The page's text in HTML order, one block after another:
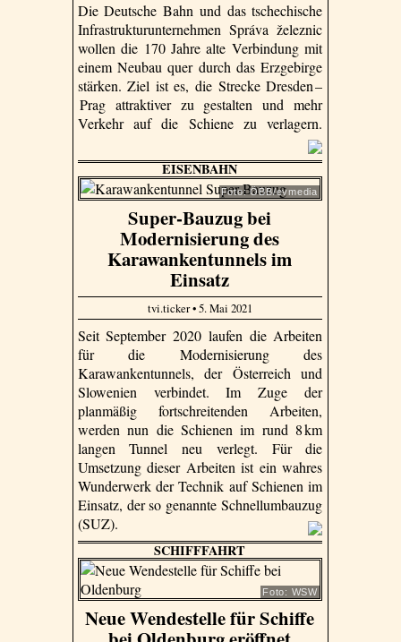
Die Deutsche Bahn und das tschechische
Infrastrukturunternehmen Správa železnic
wollen die 170 Jahre alte Verbindung mit
einem Neubau quer durch das Erzgebirge
stärken. Ziel ist es, die Strecke Dresden –
Prag attraktiver zu gestalten und mehr
Verkehr auf die Schiene zu verlagern.
EISENBAHN
Foto: ÖBB/evmedia
Super-Bauzug bei
Modernisierung des
Karawankentunnels im
Einsatz
tvi.ticker • 5. Mai 2021
Seit September 2020 laufen die Arbeiten
für die Modernisierung des
Karawankentunnels, der Österreich und
Slowenien verbindet. Im Zuge der
planmäßig fortschreitenden Arbeiten,
werden nun die Schienen im rund 8 km
langen Tunnel neu verlegt. Für die
Umsetzung dieser Arbeiten ist ein wahres
Wunderwerk der Technik auf Schienen im
Einsatz, der so genannte Schnellumbauzug
(SUZ).
SCHIFFFAHRT
Foto: WSW
Neue Wendestelle für Schiffe